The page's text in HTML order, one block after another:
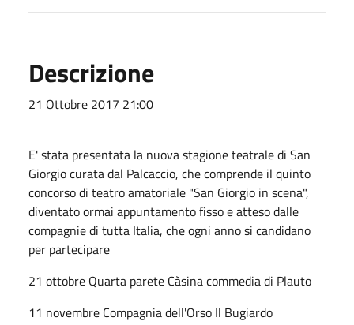
Descrizione
21 Ottobre 2017 21:00
E' stata presentata la nuova stagione teatrale di San
Giorgio curata dal Palcaccio, che comprende il quinto
concorso di teatro amatoriale "San Giorgio in scena",
diventato ormai appuntamento fisso e atteso dalle
compagnie di tutta Italia, che ogni anno si candidano
per partecipare
21 ottobre Quarta parete Càsina commedia di Plauto
11 novembre Compagnia dell'Orso Il Bugiardo